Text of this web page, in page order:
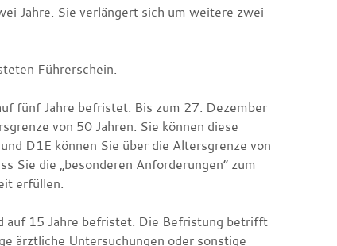
Jahre. Sie verlängert sich um weitere zwei
Führerschein.
fünf Jahre befristet. Bis zum 27. Dezember
von 50 Jahren. Sie können diese
D1E können Sie über die Altersgrenze von
Sie die „besonderen Anforderungen“ zum
erfüllen.
auf 15 Jahre befristet. Die Befristung betrifft
ärztliche Untersuchungen oder sonstige